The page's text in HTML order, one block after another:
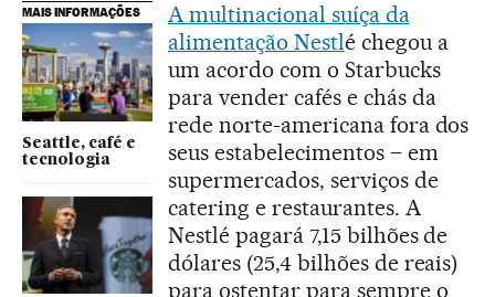
MAIS INFORMAÇÕES
Seattle, café e
tecnologia
A multinacional suíça da
alimentação Nestlé chegou a
um acordo com o Starbucks
para vender cafés e chás da
rede norte-americana fora dos
seus estabelecimentos – em
supermercados, serviços de
catering e restaurantes. A
Nestlé pagará 7,15 bilhões de
dólares (25,4 bilhões de reais)
para ostentar para sempre o